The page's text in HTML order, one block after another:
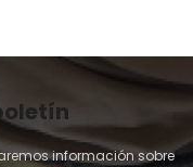
información sobre